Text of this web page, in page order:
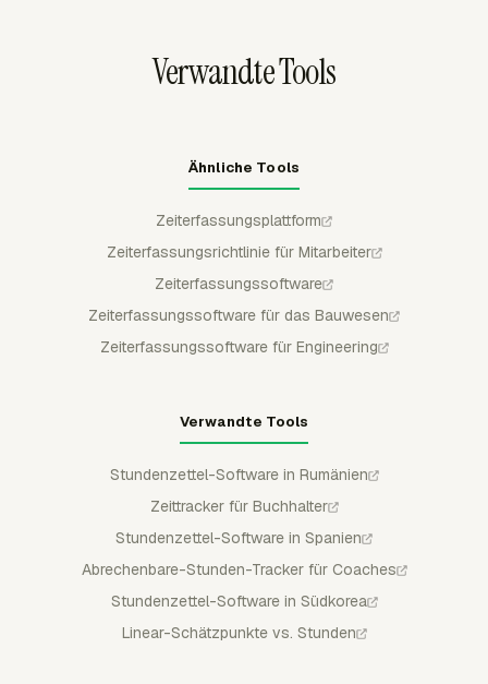
Kampagne ihr Limit überschreitet.
Verwandte Tools
Ähnliche Tools
Zeiterfassungsplattform
Zeiterfassungsrichtlinie für Mitarbeiter
Zeiterfassungssoftware
Zeiterfassungssoftware für das Bauwesen
Zeiterfassungssoftware für Engineering
Verwandte Tools
Stundenzettel-Software in Rumänien
Zeittracker für Buchhalter
Stundenzettel-Software in Spanien
Abrechenbare-Stunden-Tracker für Coaches
Stundenzettel-Software in Südkorea
Linear-Schätzpunkte vs. Stunden